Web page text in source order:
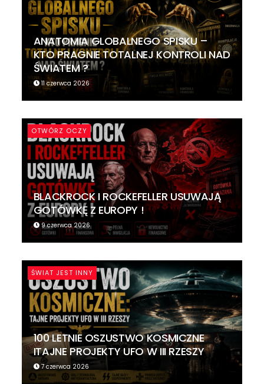
ANATOMIA GLOBALNEGO SPISKU –
KTO PRAGNIE TOTALNEJ KONTROLI NAD
ŚWIATEM ?
11 czerwca 2026
OTWÓRZ OCZY
BLACKROCK I ROCKEFELLER USUWAJĄ
GOTÓWKĘ Z EUROPY !
9 czerwca 2026
ŚWIAT JEST INNY
100 LETNIE OSZUSTWO KOSMICZNE
ITAJNE PROJEKTY UFO W III RZESZY
7 czerwca 2026